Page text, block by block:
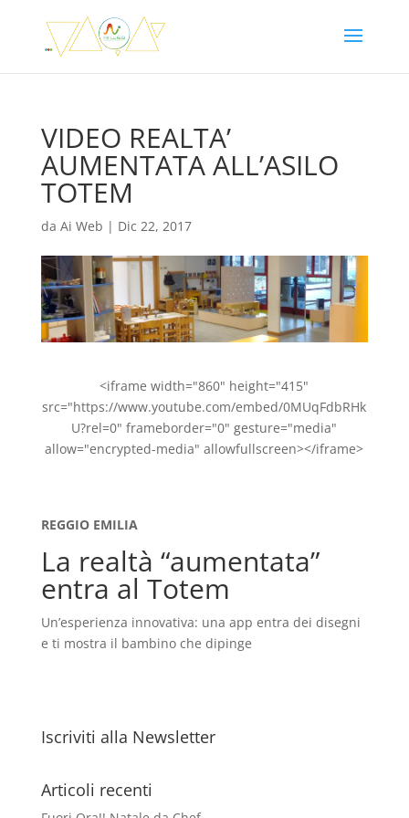
VIDEO REALTA’
AUMENTATA ALL’ASILO
TOTEM
da Ai Web | Dic 22, 2017
<iframe width="860" height="415"
src="https://www.youtube.com/embed/0MUqFdbRHk
U?rel=0" frameborder="0" gesture="media"
allow="encrypted-media" allowfullscreen></iframe>
REGGIO EMILIA
La realtà “aumentata”
entra al Totem
Un’esperienza innovativa: una app entra dei disegni
e ti mostra il bambino che dipinge
Iscriviti alla Newsletter
Articoli recenti